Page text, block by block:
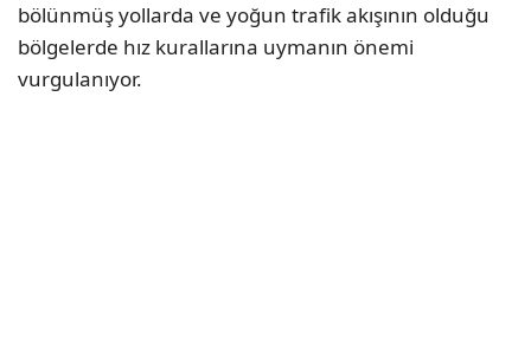
bölünmüş yollarda ve yoğun trafik akışının olduğu
bölgelerde hız kurallarına uymanın önemi
vurgulanıyor.